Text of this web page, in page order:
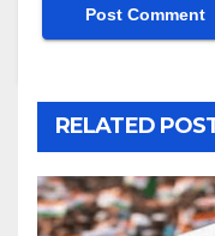
RELATED